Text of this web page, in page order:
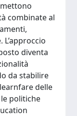
combinate al
diventa
da stabilire
delle
politiche